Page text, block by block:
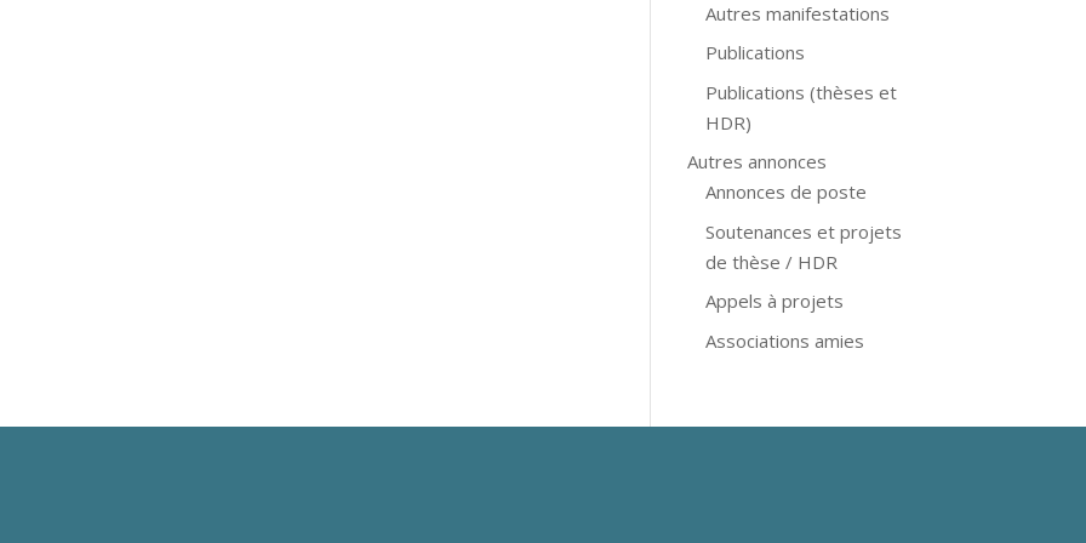
Autres manifestations
Publications
Publications (thèses et
HDR)
Autres annonces
Annonces de poste
Soutenances et projets
de thèse / HDR
Appels à projets
Associations amies